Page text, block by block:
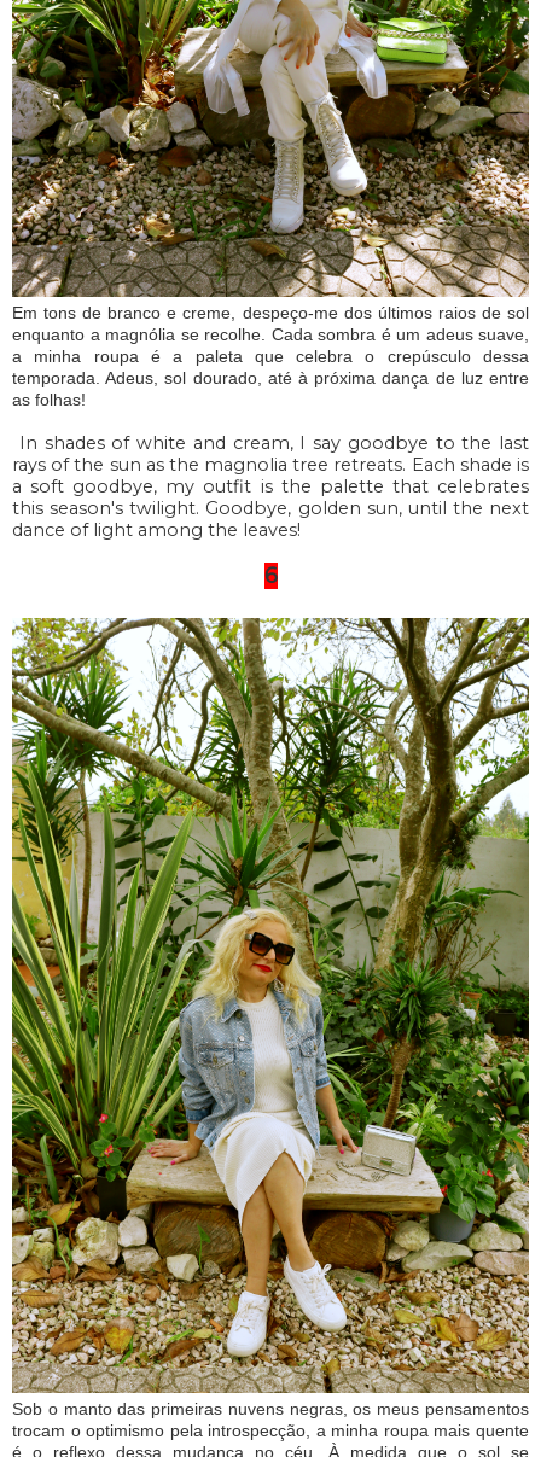
Em tons de branco e creme, despeço-me dos últimos raios de sol
enquanto a magnólia se recolhe. Cada sombra é um adeus suave,
a minha roupa é a paleta que celebra o crepúsculo dessa
temporada. Adeus, sol dourado, até à próxima dança de luz entre
as folhas!
In shades of white and cream, I say goodbye to the last
rays of the sun as the magnolia tree retreats. Each shade is
a soft goodbye, my outfit is the palette that celebrates
this season's twilight. Goodbye, golden sun, until the next
dance of light among the leaves!
6
Sob o manto das primeiras nuvens negras, os meus pensamentos
trocam o optimismo pela introspecção, a minha roupa mais quente
é o reflexo dessa mudança no céu. À medida que o sol se